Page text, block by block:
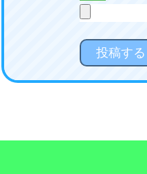
投稿する